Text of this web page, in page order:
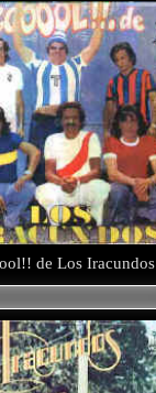
de Los Iracundos